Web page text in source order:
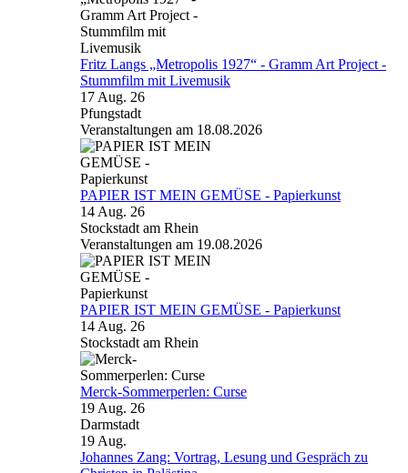
Fritz Langs „Metropolis 1927“ - Gramm Art Project -
Stummfilm mit Livemusik
17 Aug. 26
Pfungstadt
Veranstaltungen am 18.08.2026
PAPIER IST MEIN GEMÜSE - Papierkunst
14 Aug. 26
Stockstadt am Rhein
Veranstaltungen am 19.08.2026
PAPIER IST MEIN GEMÜSE - Papierkunst
14 Aug. 26
Stockstadt am Rhein
Merck-Sommerperlen: Curse
19 Aug. 26
Darmstadt
19 Aug.
Johannes Zang: Vortrag, Lesung und Gespräch zu